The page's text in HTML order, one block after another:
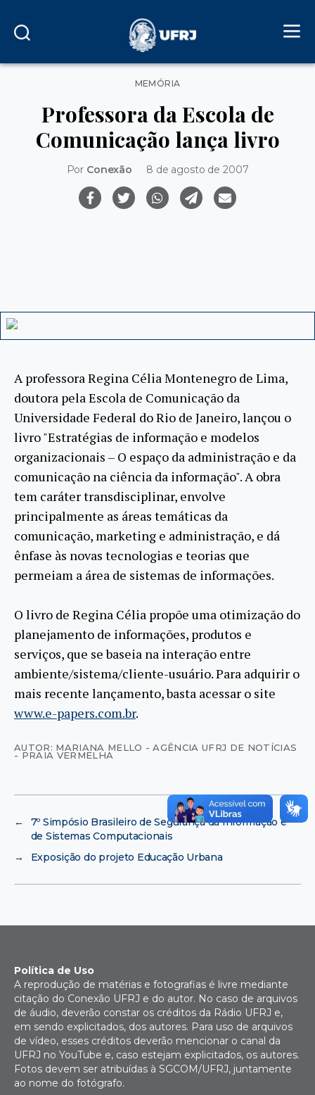
Categorias
MEMÓRIA
Professora da Escola de
Comunicação lança livro
Por Conexão 8 de agosto de 2007
A professora Regina Célia Montenegro de Lima,
doutora pela Escola de Comunicação da
Universidade Federal do Rio de Janeiro, lançou o
livro "Estratégias de informação e modelos
organizacionais – O espaço da administração e da
comunicação na ciência da informação". A obra
tem caráter transdisciplinar, envolve
principalmente as áreas temáticas da
comunicação, marketing e administração, e dá
ênfase às novas tecnologias e teorias que
permeiam a área de sistemas de informações.
O livro de Regina Célia propõe uma otimização do
planejamento de informações, produtos e
serviços, que se baseia na interação entre
ambiente/sistema/cliente-usuário. Para adquirir o
mais recente lançamento, basta acessar o site
www.e-papers.com.br.
AUTOR: MARIANA MELLO - AGÊNCIA UFRJ DE NOTÍCIAS
- PRAIA VERMELHA
←
7º Simpósio Brasileiro de Segurança da Informação e
de Sistemas Computacionais
→
Exposição do projeto Educação Urbana
Política de Uso
A reprodução de matérias e fotografias é livre mediante
citação do Conexão UFRJ e do autor. No caso de arquivos
de áudio, deverão constar os créditos da Rádio UFRJ e,
em sendo explicitados, dos autores. Para uso de arquivos
de vídeo, esses créditos deverão mencionar o canal da
UFRJ no YouTube e, caso estejam explicitados, os autores.
Fotos devem ser atribuídas à SGCOM/UFRJ, juntamente
ao nome do fotógrafo.